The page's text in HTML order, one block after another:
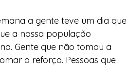
a gente teve um dia que
a nossa população
Gente que não tomou a
o reforço. Pessoas que